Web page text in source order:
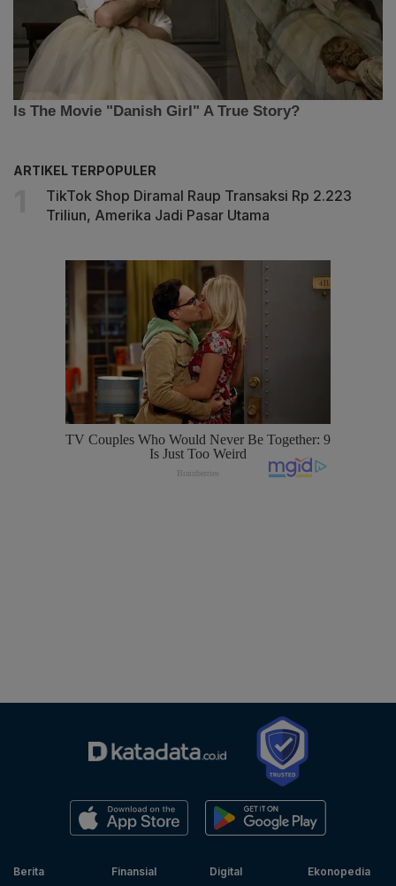
ARTIKEL TERPOPULER
TikTok Shop Diramal Raup Transaksi Rp 2.223
Triliun, Amerika Jadi Pasar Utama
Berita
Finansial
Digital
Ekonopedia